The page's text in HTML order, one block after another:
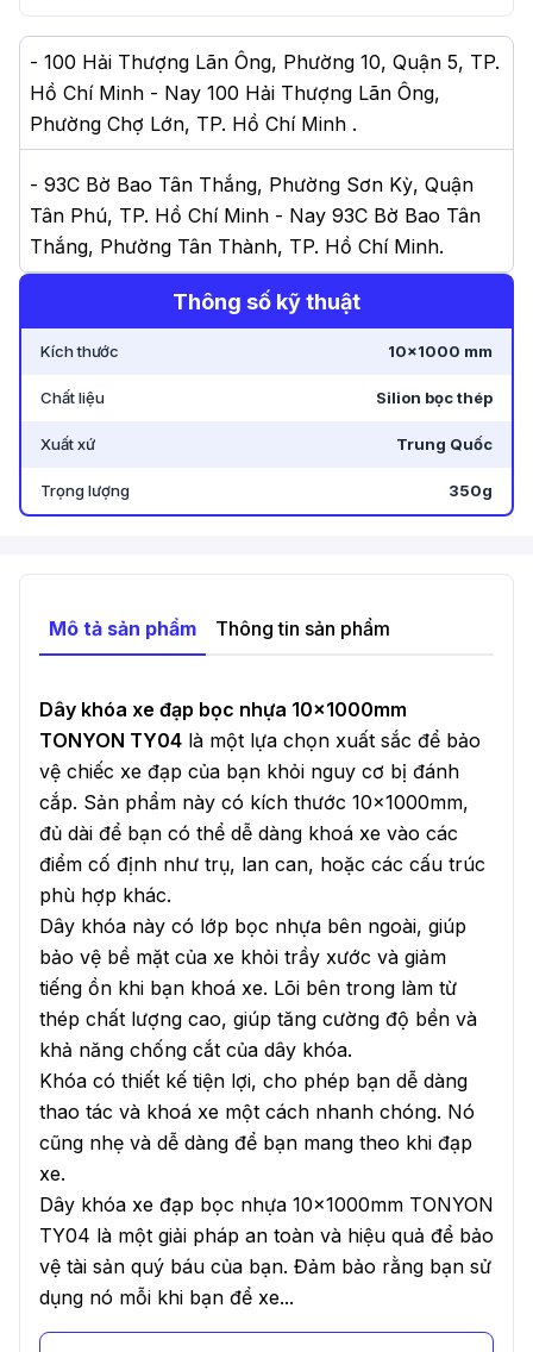
- 100 Hải Thượng Lãn Ông, Phường 10, Quận 5, TP.
Hồ Chí Minh - Nay 100 Hải Thượng Lãn Ông,
Phường Chợ Lớn, TP. Hồ Chí Minh .
- 93C Bờ Bao Tân Thắng, Phường Sơn Kỳ, Quận
Tân Phú, TP. Hồ Chí Minh - Nay 93C Bờ Bao Tân
Thắng, Phường Tân Thành, TP. Hồ Chí Minh.
122 Tên Lửa, Phường Bình Trị Đông B, Quận Bình
Thông số kỹ thuật
Kích thước 10×1000 mm
Chất liệu Silion bọc thép
Xuất xứ Trung Quốc
Trọng lượng 350g
Mô tả sản phẩm Thông tin sản phẩm
Dây khóa xe đạp bọc nhựa 10x1000mm
TONYON TY04 là một lựa chọn xuất sắc để bảo
vệ chiếc xe đạp của bạn khỏi nguy cơ bị đánh
cắp. Sản phẩm này có kích thước 10x1000mm,
đủ dài để bạn có thể dễ dàng khoá xe vào các
điểm cố định như trụ, lan can, hoặc các cấu trúc
phù hợp khác.
Dây khóa này có lớp bọc nhựa bên ngoài, giúp
bảo vệ bề mặt của xe khỏi trầy xước và giảm
tiếng ồn khi bạn khoá xe. Lõi bên trong làm từ
thép chất lượng cao, giúp tăng cường độ bền và
khả năng chống cắt của dây khóa.
Khóa có thiết kế tiện lợi, cho phép bạn dễ dàng
thao tác và khoá xe một cách nhanh chóng. Nó
cũng nhẹ và dễ dàng để bạn mang theo khi đạp
xe.
Dây khóa xe đạp bọc nhựa 10x1000mm TONYON
TY04 là một giải pháp an toàn và hiệu quả để bảo
vệ tài sản quý báu của bạn. Đảm bảo rằng bạn sử
dụng nó mỗi khi bạn để xe...